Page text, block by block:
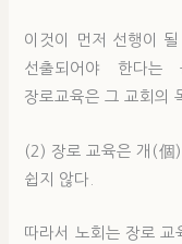
이것이 먼저 선행이
선출되어야 한다는
장로교육은 그 교회의
(2) 장로 교육은 개(個
쉽지 않다.
따라서 노회는 장로 교